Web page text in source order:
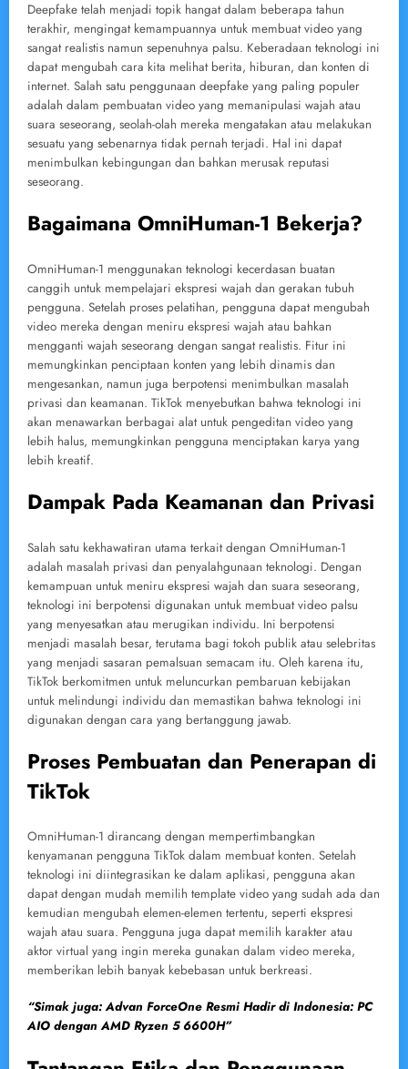
Deepfake telah menjadi topik hangat dalam beberapa tahun
terakhir, mengingat kemampuannya untuk membuat video yang
sangat realistis namun sepenuhnya palsu. Keberadaan teknologi ini
dapat mengubah cara kita melihat berita, hiburan, dan konten di
internet. Salah satu penggunaan deepfake yang paling populer
adalah dalam pembuatan video yang memanipulasi wajah atau
suara seseorang, seolah-olah mereka mengatakan atau melakukan
sesuatu yang sebenarnya tidak pernah terjadi. Hal ini dapat
menimbulkan kebingungan dan bahkan merusak reputasi
seseorang.
Bagaimana OmniHuman-1 Bekerja?
OmniHuman-1 menggunakan teknologi kecerdasan buatan
canggih untuk mempelajari ekspresi wajah dan gerakan tubuh
pengguna. Setelah proses pelatihan, pengguna dapat mengubah
video mereka dengan meniru ekspresi wajah atau bahkan
mengganti wajah seseorang dengan sangat realistis. Fitur ini
memungkinkan penciptaan konten yang lebih dinamis dan
mengesankan, namun juga berpotensi menimbulkan masalah
privasi dan keamanan. TikTok menyebutkan bahwa teknologi ini
akan menawarkan berbagai alat untuk pengeditan video yang
lebih halus, memungkinkan pengguna menciptakan karya yang
lebih kreatif.
Dampak Pada Keamanan dan Privasi
Salah satu kekhawatiran utama terkait dengan OmniHuman-1
adalah masalah privasi dan penyalahgunaan teknologi. Dengan
kemampuan untuk meniru ekspresi wajah dan suara seseorang,
teknologi ini berpotensi digunakan untuk membuat video palsu
yang menyesatkan atau merugikan individu. Ini berpotensi
menjadi masalah besar, terutama bagi tokoh publik atau selebritas
yang menjadi sasaran pemalsuan semacam itu. Oleh karena itu,
TikTok berkomitmen untuk meluncurkan pembaruan kebijakan
untuk melindungi individu dan memastikan bahwa teknologi ini
digunakan dengan cara yang bertanggung jawab.
Proses Pembuatan dan Penerapan di
TikTok
OmniHuman-1 dirancang dengan mempertimbangkan
kenyamanan pengguna TikTok dalam membuat konten. Setelah
teknologi ini diintegrasikan ke dalam aplikasi, pengguna akan
dapat dengan mudah memilih template video yang sudah ada dan
kemudian mengubah elemen-elemen tertentu, seperti ekspresi
wajah atau suara. Pengguna juga dapat memilih karakter atau
aktor virtual yang ingin mereka gunakan dalam video mereka,
memberikan lebih banyak kebebasan untuk berkreasi.
“Simak juga: Advan ForceOne Resmi Hadir di Indonesia: PC
AIO dengan AMD Ryzen 5 6600H”